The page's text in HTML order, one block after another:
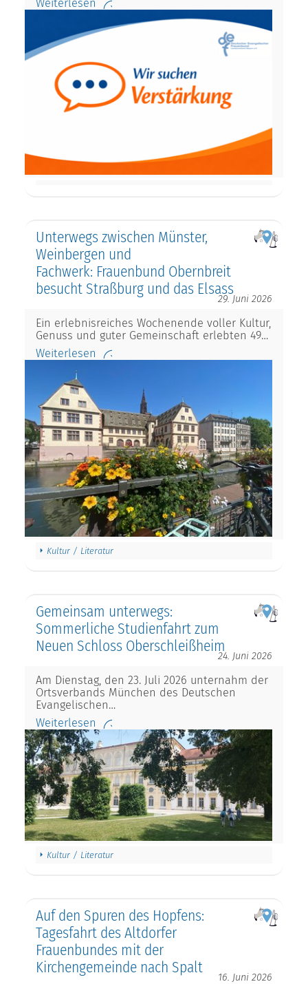
Weiterlesen
Unterwegs zwischen Münster,
Weinbergen und
Fachwerk: Frauenbund Obernbreit
besucht Straßburg und das Elsass
29. Juni 2026
Ein erlebnisreiches Wochenende voller Kultur,
Genuss und guter Gemeinschaft erlebten 49…
Weiterlesen
Kultur / Literatur
Gemeinsam unterwegs:
Sommerliche Studienfahrt zum
Neuen Schloss Oberschleißheim
24. Juni 2026
Am Dienstag, den 23. Juli 2026 unternahm der
Ortsverbands München des Deutschen
Evangelischen…
Weiterlesen
Kultur / Literatur
Auf den Spuren des Hopfens:
Tagesfahrt des Altdorfer
Frauenbundes mit der
Kirchengemeinde nach Spalt
16. Juni 2026